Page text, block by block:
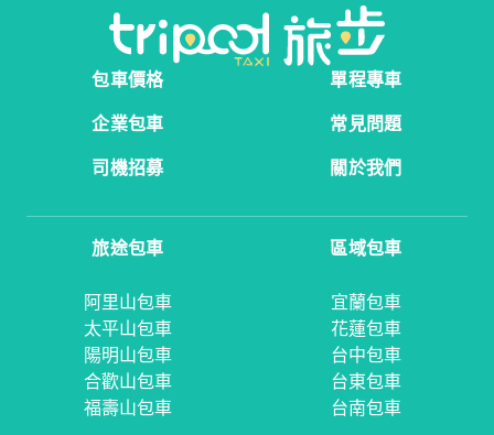
包車價格
單程專車
企業包車
常見問題
司機招募
關於我們
旅途包車
阿里山包車
太平山包車
陽明山包車
合歡山包車
福壽山包車
區域包車
宜蘭包車
花蓮包車
台中包車
台東包車
台南包車